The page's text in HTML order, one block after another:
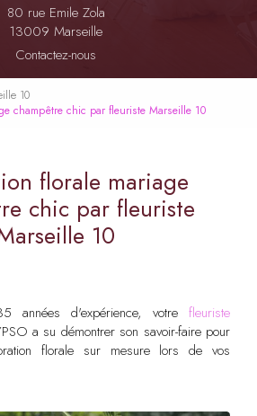
80 rue Emile Zola
13009 Marseille
Contactez-nous
10
champêtre chic par fleuriste Marseille 10
florale mariage
chic par fleuriste
10
d'expérience, votrefleuriste
a su démontrer son savoir-faire pour
florale sur mesure lors de vos